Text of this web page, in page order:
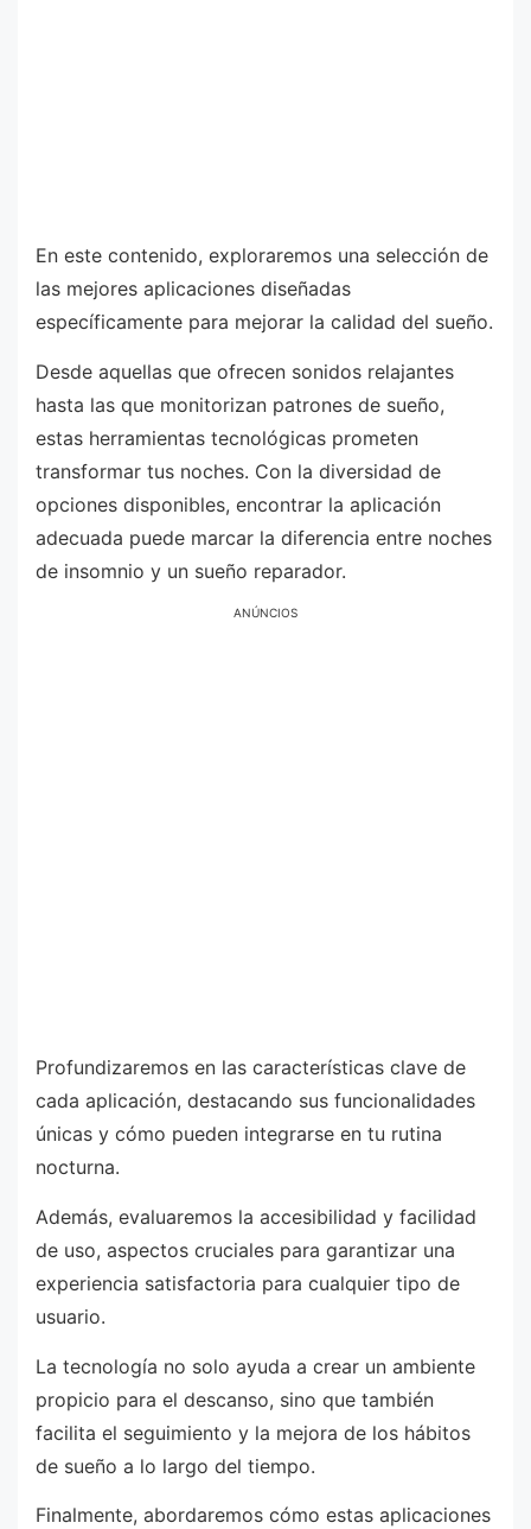
En este contenido, exploraremos una selección de
las mejores aplicaciones diseñadas
específicamente para mejorar la calidad del sueño.
Desde aquellas que ofrecen sonidos relajantes
hasta las que monitorizan patrones de sueño,
estas herramientas tecnológicas prometen
transformar tus noches. Con la diversidad de
opciones disponibles, encontrar la aplicación
adecuada puede marcar la diferencia entre noches
de insomnio y un sueño reparador.
ANÚNCIOS
Profundizaremos en las características clave de
cada aplicación, destacando sus funcionalidades
únicas y cómo pueden integrarse en tu rutina
nocturna.
Además, evaluaremos la accesibilidad y facilidad
de uso, aspectos cruciales para garantizar una
experiencia satisfactoria para cualquier tipo de
usuario.
La tecnología no solo ayuda a crear un ambiente
propicio para el descanso, sino que también
facilita el seguimiento y la mejora de los hábitos
de sueño a lo largo del tiempo.
Finalmente, abordaremos cómo estas aplicaciones